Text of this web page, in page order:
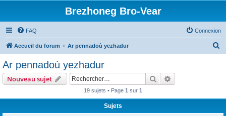
Brezhoneg Bro-Vear
FAQ Connexion
Accueil du forum Ar pennadoù yezhadur
Ar pennadoù yezhadur
Nouveau sujet Rechercher
19 sujets • Page 1 sur 1
Sujets